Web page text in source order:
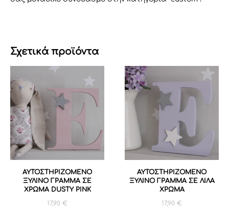
Σχετικά προϊόντα
ΑΥΤΟΣΤΗΡΙΖΟΜΕΝΟ
ΞΥΛΙΝΟ ΓΡΑΜΜΑ ΣΕ
ΧΡΩΜΑ DUSTY PINK
17,90 €
ΑΥΤΟΣΤΗΡΙΖΟΜΕΝΟ
ΞΥΛΙΝΟ ΓΡΑΜΜΑ ΣΕ ΛΙΛΑ
ΧΡΩΜΑ
17,90 €